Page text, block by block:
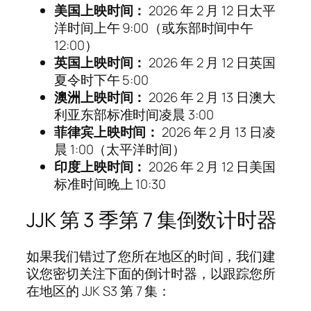
美国上映时间： 2026 年 2 月 12 日太平
洋时间上午 9:00（或东部时间中午
12:00）
英国上映时间： 2026 年 2 月 12 日英国
夏令时下午 5:00
澳洲上映时间： 2026 年 2 月 13 日澳大
利亚东部标准时间凌晨 3:00
菲律宾上映时间： 2026 年 2 月 13 日凌
晨 1:00（太平洋时间）
印度上映时间： 2026 年 2 月 12 日美国
标准时间晚上 10:30
JJK 第 3 季第 7 集倒数计时器
如果我们错过了您所在地区的时间，我们建
议您密切关注下面的倒计时器，以跟踪您所
在地区的 JJK S3 第 7 集：